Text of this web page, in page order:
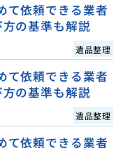
て依頼できる業者
の基準も解説
遺品整理
て依頼できる業者
の基準も解説
遺品整理
て依頼できる業者